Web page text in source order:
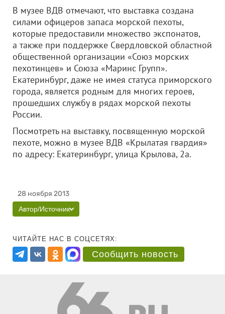
В музее ВДВ отмечают, что выставка создана
силами офицеров запаса морской пехоты,
которые предоставили множество экспонатов,
а также при поддержке Свердловской областной
общественной организации «Союз морских
пехотинцев» и Союза «Маринс Групп».
Екатеринбург, даже не имея статуса приморского
города, является родным для многих героев,
прошедших службу в рядах морской пехоты
России.
Посмотреть на выставку, посвященную морской
пехоте, можно в музее ВДВ «Крылатая гвардия»
по адресу: Екатеринбург, улица Крылова, 2а.
28 ноября 2013
Автор/Источник
ЧИТАЙТЕ НАС В СОЦСЕТЯХ:
Сообщить новость